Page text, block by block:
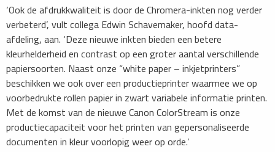
‘Ook de afdrukkwaliteit is door de Chromera-inkten nog verder
verbeterd’, vult collega Edwin Schavemaker, hoofd data-
afdeling, aan. ‘Deze nieuwe inkten bieden een betere
kleurhelderheid en contrast op een groter aantal verschillende
papiersoorten. Naast onze “white paper – inkjetprinters”
beschikken we ook over een productieprinter waarmee we op
voorbedrukte rollen papier in zwart variabele informatie printen.
Met de komst van de nieuwe Canon ColorStream is onze
productiecapaciteit voor het printen van gepersonaliseerde
documenten in kleur voorlopig weer op orde.’